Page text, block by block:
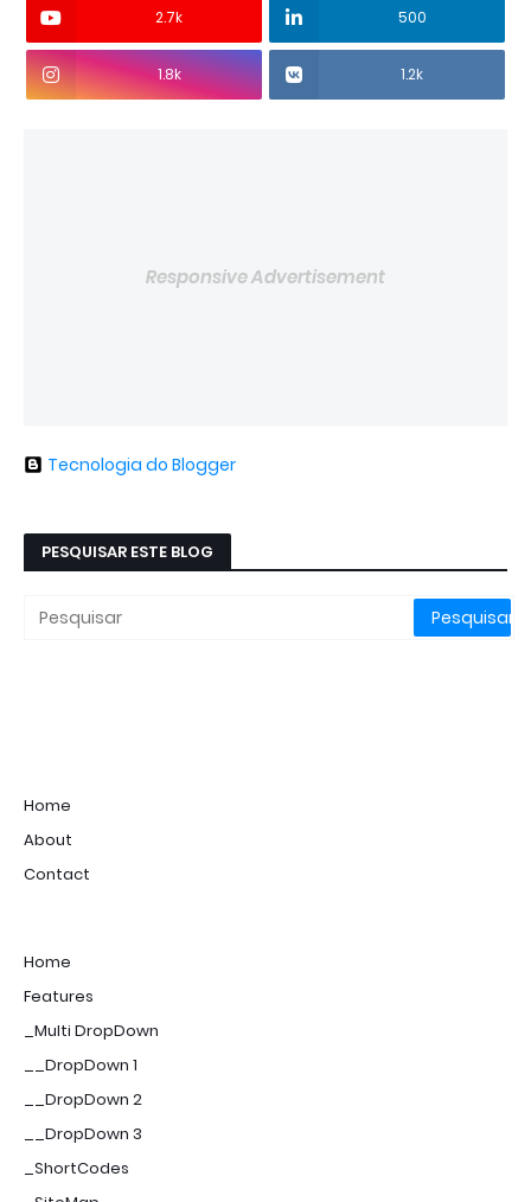
2.7k 500
1.8k 1.2k
Responsive Advertisement
Tecnologia do Blogger
PESQUISAR ESTE BLOG
Home
About
Contact
Home
Features
_Multi DropDown
__DropDown 1
__DropDown 2
__DropDown 3
_ShortCodes